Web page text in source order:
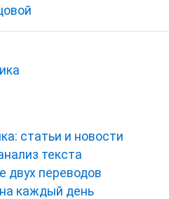
статьи и новости
текста
двух переводов
каждый день